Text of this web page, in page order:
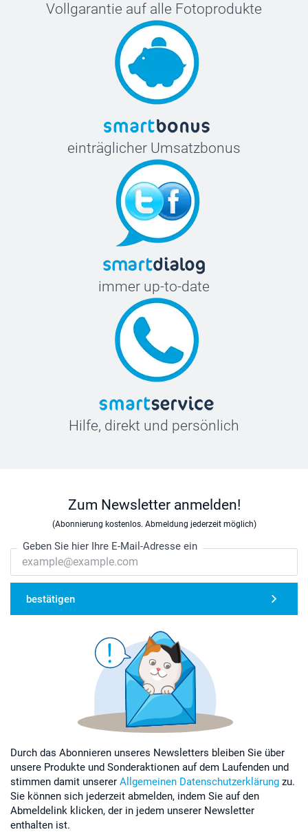
Vollgarantie auf alle Fotoprodukte
einträglicher Umsatzbonus
immer up-to-date
Hilfe, direkt und persönlich
Zum Newsletter anmelden!
(Abonnierung kostenlos. Abmeldung jederzeit möglich)
Geben Sie hier Ihre E-Mail-Adresse ein
bestätigen
Durch das Abonnieren unseres Newsletters bleiben Sie über
unsere Produkte und Sonderaktionen auf dem Laufenden und
stimmen damit unserer Allgemeinen Datenschutzerklärung zu.
Sie können sich jederzeit abmelden, indem Sie auf den
Abmeldelink klicken, der in jedem unserer Newsletter
enthalten ist.